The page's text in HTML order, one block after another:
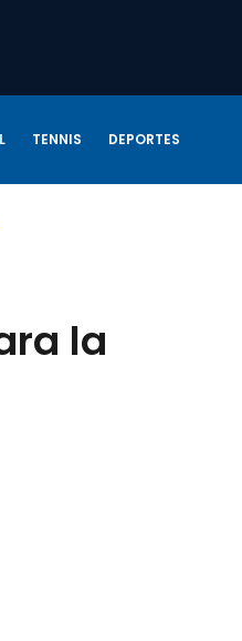
TENNIS DEPORTES
la